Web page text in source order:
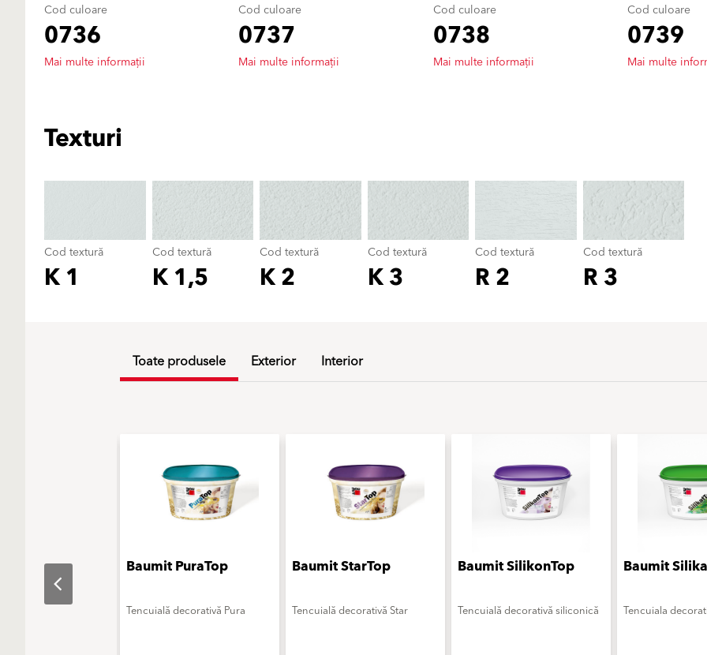
Cod culoare
0736
Mai multe informații
Cod culoare
0737
Mai multe informații
Cod culoare
0738
Mai multe informații
Cod culoare
0739
Mai multe
Texturi
Cod textură
K 1
Cod textură
K 1,5
Cod textură
K 2
Cod textură
K 3
Cod textură
R 2
Cod textură
R 3
Toate produsele Exterior Interior
LatexSatin Baumit PuraTop
Tencuială decorativă Pura
Baumit StarTop
Tencuială decorativă Star
Baumit SilikonTop
Tencuială decorativă siliconică
Baumit
Tencuiala